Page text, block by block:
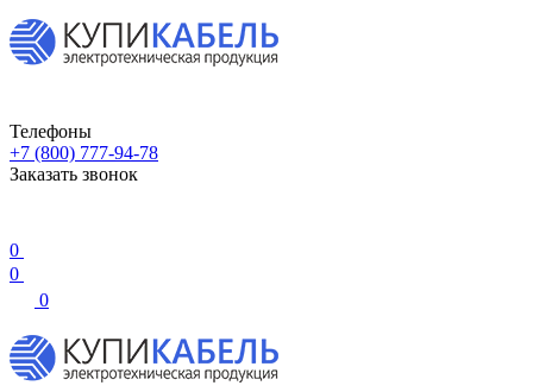
Телефоны
+7 (800) 777-94-78
Заказать звонок
0
0
0